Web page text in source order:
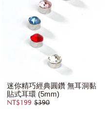
迷你精巧經典圓鑽 無耳洞黏
貼式耳環 (5mm)
NT$199 $390